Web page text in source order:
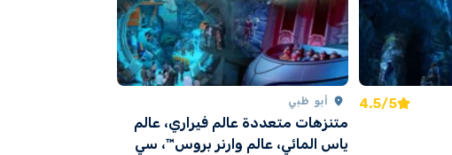
4.5/5 أبو ظبي
متنزهات متعددة عالم فيراري، عالم
ياس المائي، عالم وارنر بروس™، سي